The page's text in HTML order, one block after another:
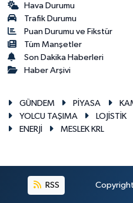
Hava Durumu
Trafik Durumu
Puan Durumu ve Fikstür
Tüm Manşetler
Son Dakika Haberleri
Haber Arşivi
GÜNDEM PİYASA
YOLCU TAŞIMA
LOJİSTİK
ENERJİ
MESLEK KRL
RSS Copyright